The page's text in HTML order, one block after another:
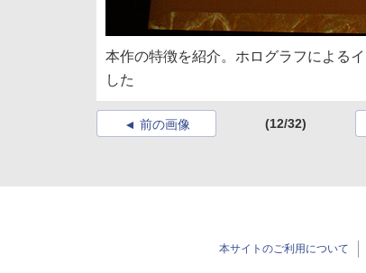
本作の特徴を紹介。ホログラフによる
した
前の画像 (12/32)
本サイトのご利用について